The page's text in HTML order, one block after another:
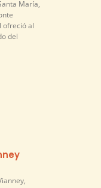
María,
ofreció al
del